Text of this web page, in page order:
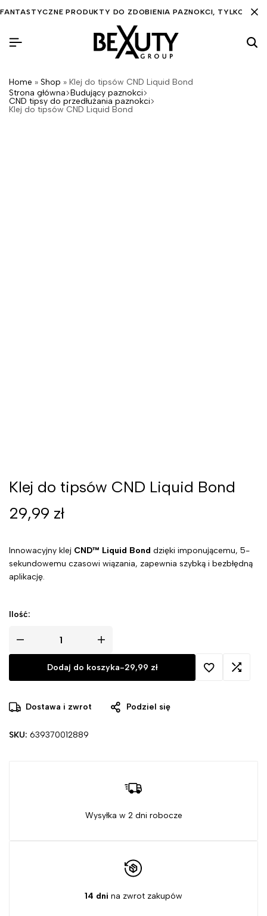
FANTASTYCZNE PRODUKTY DO ZDOBIENIA PAZNOKCI, TYLKO DLA
Home » Shop » Klej do tipsów CND Liquid Bond
Strona główna Budujący paznokci
CND tipsy do przedłużania paznokci
Klej do tipsów CND Liquid Bond
Klej do tipsów CND Liquid Bond
29,99 zł
Innowacyjny klej CND™ Liquid Bond dzięki imponującemu, 5-
sekundowemu czasowi wiązania, zapewnia szybką i bezbłędną
aplikację.
Ilość:
Dodaj do koszyka-29,99 zł
Dostawa i zwrot Podziel się
SKU: 639370012889
Wysyłka w 2 dni robocze
14 dni na zwrot zakupów